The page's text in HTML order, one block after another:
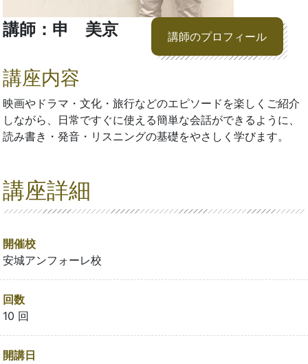
講師：申 美京 講師のプロフィール
講座内容
映画やドラマ・文化・旅行などのエピソードを楽しくご紹介
しながら、日常ですぐに使える簡単な会話ができるように、
読み書き・発音・リスニングの基礎をやさしく学びます。
講座詳細
開催校
安城アンフォーレ校
回数
10 回
開講日